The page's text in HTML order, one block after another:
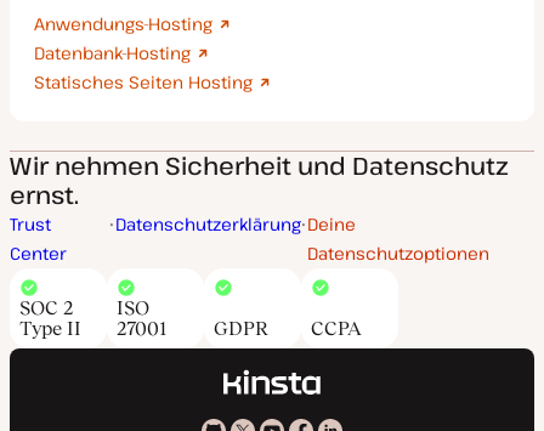
Anwendungs-Hosting
Datenbank-Hosting
Statisches Seiten Hosting
Wir nehmen Sicherheit und Datenschutz
ernst.
Trust
Center
Datenschutzerklärung Deine
Datenschutzoptionen
SOC 2
Type II
ISO
27001
GDPR CCPA